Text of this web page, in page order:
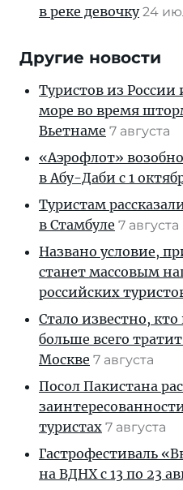
в реке девочку 24
Другие новости
Туристов из России
море во время
Вьетнаме 7 августа
«Аэрофлот»
в Абу-Даби с 1
Туристам
в Стамбуле 7 августа
Названо условие,
станет массовым
российских
Стало известно,
больше всего
Москве 7 августа
Посол Пакистана
туристах 7 августа
Гастрофестиваль
на ВДНХ с 13 по 23